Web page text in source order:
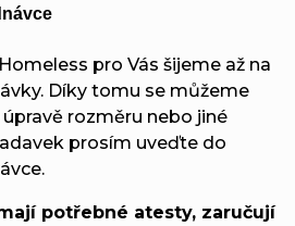
pro Vás šijeme až na
Díky tomu se můžeme
rozměru nebo jiné
prosím uveďte do
potřebné atesty, zaručují